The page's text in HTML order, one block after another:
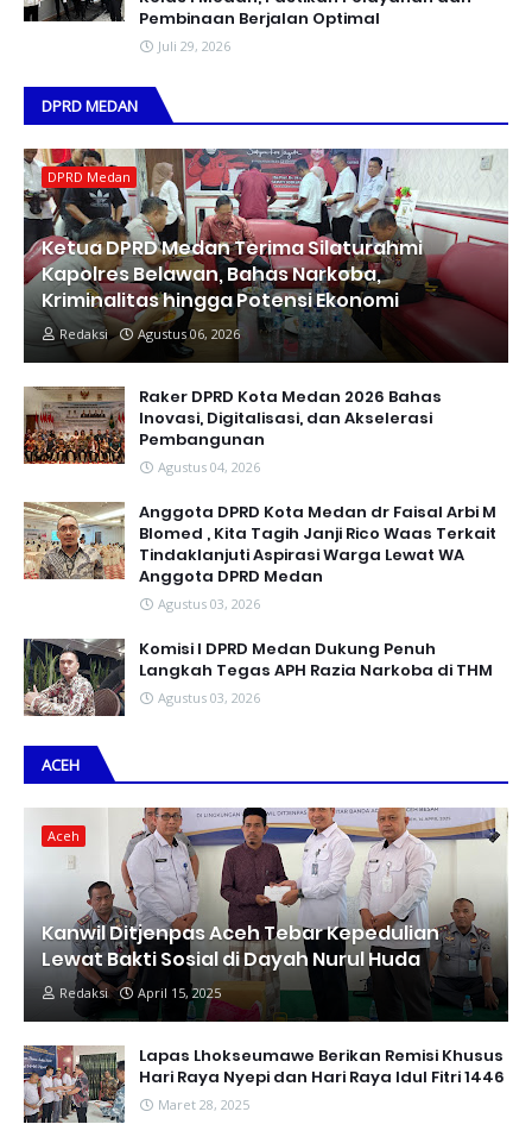
Pembinaan Berjalan Optimal
Juli 29, 2026
DPRD MEDAN
DPRD Medan
Ketua DPRD Medan Terima Silaturahmi
Kapolres Belawan, Bahas Narkoba,
Kriminalitas hingga Potensi Ekonomi
Redaksi Agustus 06, 2026
Raker DPRD Kota Medan 2026 Bahas
Inovasi, Digitalisasi, dan Akselerasi
Pembangunan
Agustus 04, 2026
Anggota DPRD Kota Medan dr Faisal Arbi M
Blomed , Kita Tagih Janji Rico Waas Terkait
Tindaklanjuti Aspirasi Warga Lewat WA
Anggota DPRD Medan
Agustus 03, 2026
Komisi I DPRD Medan Dukung Penuh
Langkah Tegas APH Razia Narkoba di THM
Agustus 03, 2026
ACEH
Aceh
Kanwil Ditjenpas Aceh Tebar Kepedulian
Lewat Bakti Sosial di Dayah Nurul Huda
Redaksi April 15, 2025
Lapas Lhokseumawe Berikan Remisi Khusus
Hari Raya Nyepi dan Hari Raya Idul Fitri 1446
Maret 28, 2025